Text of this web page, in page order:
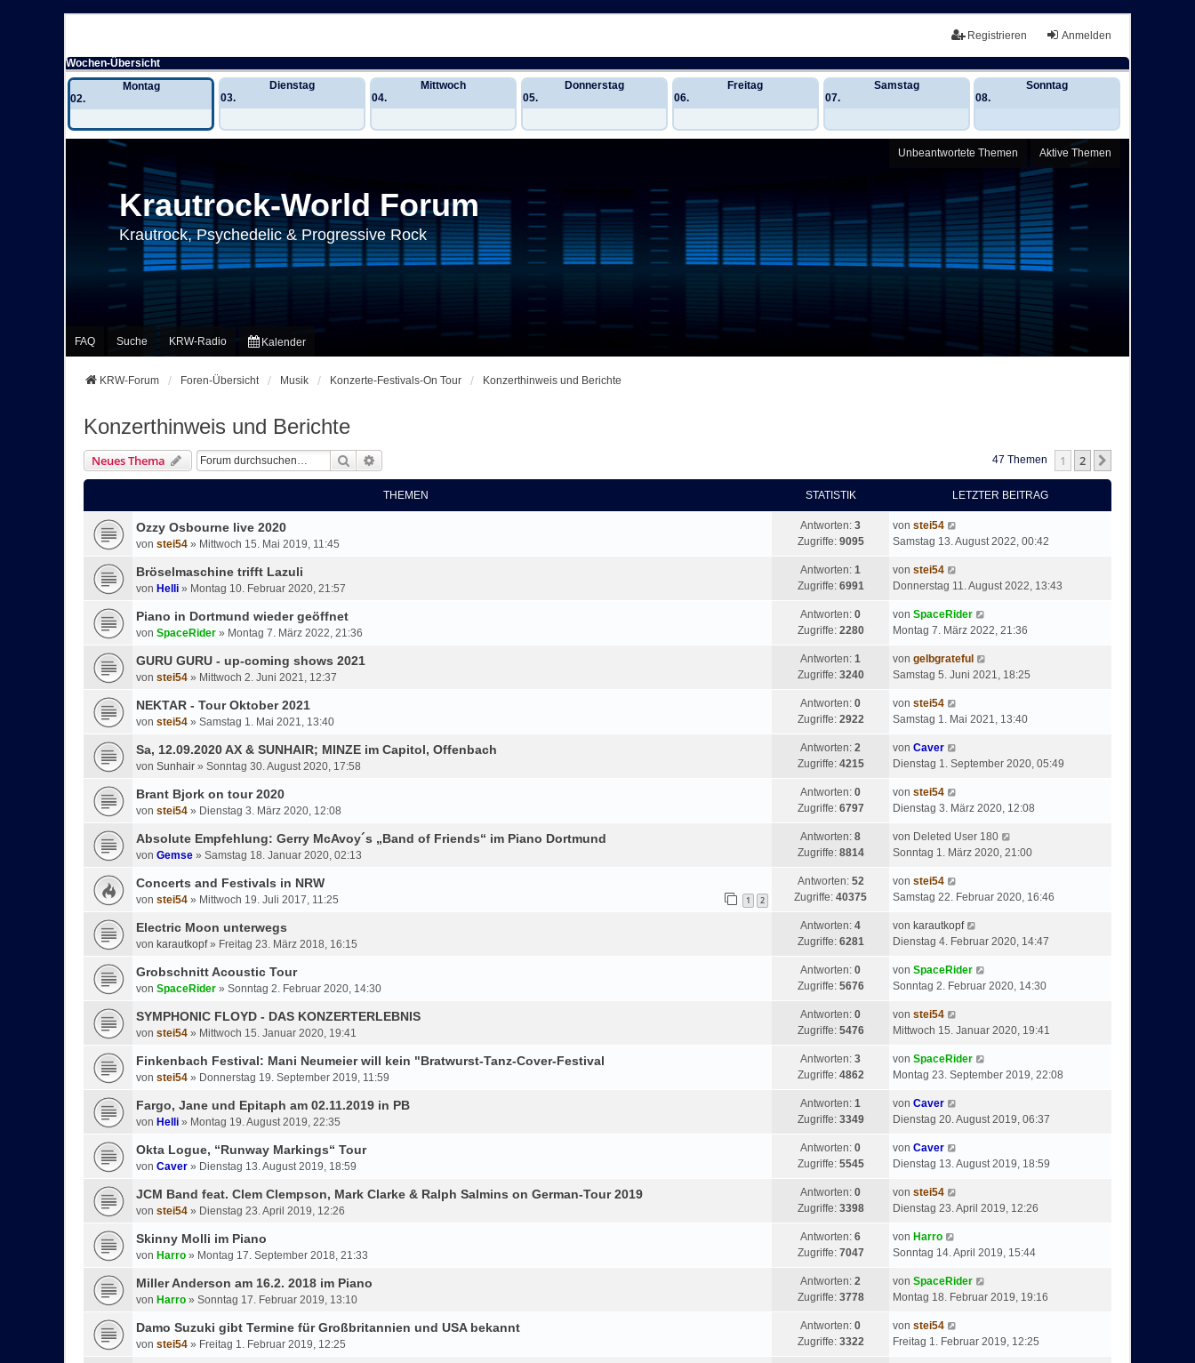
Anmelden
Registrieren
Wochen-Übersicht
Montag
02.
Dienstag
03.
Mittwoch
04.
Donnerstag
05.
Freitag
06.
Samstag
07.
Sonntag
08.
Unbeantwortete Themen Aktive Themen
Krautrock-World Forum
Krautrock, Psychedelic & Progressive Rock
FAQ Suche KRW-Radio Kalender
KRW-Forum Foren-Übersicht Musik Konzerte-Festivals-On Tour Konzerthinweis und Berichte
Konzerthinweis und Berichte
Neues Thema Suche 47 Themen 1 2
THEMEN STATISTIK LETZTER BEITRAG
Ozzy Osbourne live 2020
von stei54 » Mittwoch 15. Mai 2019, 11:45
Antworten: 3
Zugriffe: 9095
von stei54
Samstag 13. August 2022, 00:42
Bröselmaschine trifft Lazuli
von Helli » Montag 10. Februar 2020, 21:57
Antworten: 1
Zugriffe: 6991
von stei54
Donnerstag 11. August 2022, 13:43
Piano in Dortmund wieder geöffnet
von SpaceRider » Montag 7. März 2022, 21:36
Antworten: 0
Zugriffe: 2280
von SpaceRider
Montag 7. März 2022, 21:36
GURU GURU - up-coming shows 2021
von stei54 » Mittwoch 2. Juni 2021, 12:37
Antworten: 1
Zugriffe: 3240
von gelbgrateful
Samstag 5. Juni 2021, 18:25
NEKTAR - Tour Oktober 2021
von stei54 » Samstag 1. Mai 2021, 13:40
Antworten: 0
Zugriffe: 2922
von stei54
Samstag 1. Mai 2021, 13:40
Sa, 12.09.2020 AX & SUNHAIR; MINZE im Capitol, Offenbach
von Sunhair » Sonntag 30. August 2020, 17:58
Antworten: 2
Zugriffe: 4215
von Caver
Dienstag 1. September 2020, 05:49
Brant Bjork on tour 2020
von stei54 » Dienstag 3. März 2020, 12:08
Antworten: 0
Zugriffe: 6797
von stei54
Dienstag 3. März 2020, 12:08
Absolute Empfehlung: Gerry McAvoy´s „Band of Friends“ im Piano Dortmund
von Gemse » Samstag 18. Januar 2020, 02:13
Antworten: 8
Zugriffe: 8814
von Deleted User 180
Sonntag 1. März 2020, 21:00
Concerts and Festivals in NRW
von stei54 » Mittwoch 19. Juli 2017, 11:25 1 2
Antworten: 52
Zugriffe: 40375
von stei54
Samstag 22. Februar 2020, 16:46
Electric Moon unterwegs
von karautkopf» Freitag 23. März 2018, 16:15
Antworten: 4
Zugriffe: 6281
von karautkopf
Dienstag 4. Februar 2020, 14:47
Grobschnitt Acoustic Tour
von SpaceRider » Sonntag 2. Februar 2020, 14:30
Antworten: 0
Zugriffe: 5676
von SpaceRider
Sonntag 2. Februar 2020, 14:30
SYMPHONIC FLOYD - DAS KONZERTERLEBNIS
von stei54 » Mittwoch 15. Januar 2020, 19:41
Antworten: 0
Zugriffe: 5476
von stei54
Mittwoch 15. Januar 2020, 19:41
Finkenbach Festival: Mani Neumeier will kein "Bratwurst-Tanz-Cover-Festival
von stei54 » Donnerstag 19. September 2019, 11:59
Antworten: 3
Zugriffe: 4862
von SpaceRider
Montag 23. September 2019, 22:08
Fargo, Jane und Epitaph am 02.11.2019 in PB
von Helli » Montag 19. August 2019, 22:35
Antworten: 1
Zugriffe: 3349
von Caver
Dienstag 20. August 2019, 06:37
Okta Logue, “Runway Markings“ Tour
von Caver » Dienstag 13. August 2019, 18:59
Antworten: 0
Zugriffe: 5545
von Caver
Dienstag 13. August 2019, 18:59
JCM Band feat. Clem Clempson, Mark Clarke & Ralph Salmins on German-Tour 2019
von stei54 » Dienstag 23. April 2019, 12:26
Antworten: 0
Zugriffe: 3398
von stei54
Dienstag 23. April 2019, 12:26
Skinny Molli im Piano
von Harro » Montag 17. September 2018, 21:33
Antworten: 6
Zugriffe: 7047
von Harro
Sonntag 14. April 2019, 15:44
Miller Anderson am 16.2. 2018 im Piano
von Harro » Sonntag 17. Februar 2019, 13:10
Antworten: 2
Zugriffe: 3778
von SpaceRider
Montag 18. Februar 2019, 19:16
Damo Suzuki gibt Termine für Großbritannien und USA bekannt
von stei54 » Freitag 1. Februar 2019, 12:25
Antworten: 0
Zugriffe: 3322
von stei54
Freitag 1. Februar 2019, 12:25